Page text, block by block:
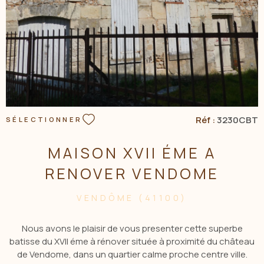
SÉLECTIONNER Réf :3230CBT
MAISON XVII ÉME A
RENOVER VENDOME
VENDÔME (41100)
Nous avons le plaisir de vous presenter cette superbe
batisse du XVII éme à rénover située à proximité du château
de Vendome, dans un quartier calme proche centre ville.